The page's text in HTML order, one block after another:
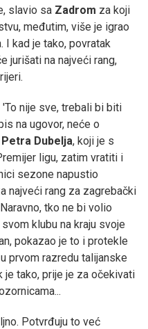
slavio sa Zadrom za koji
međutim, više je igrao
I kad je tako, povratak
jurišati na najveći rang,
nije sve, trebali bi biti
na ugovor, neće o
Petra Dubelja, koji je s
ligu, zatim vratiti i
sezone napustio
najveći rang za zagrebački
tko ne bi volio
klubu na kraju svoje
pokazao je to i protekle
prvom razredu talijanske
je tako, prije je za očekivati
Potvrđuju to već